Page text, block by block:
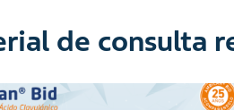
de consulta